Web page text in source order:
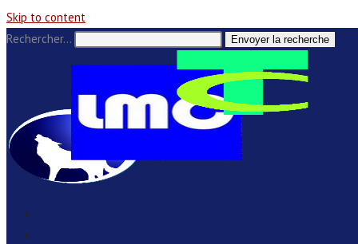
Skip to content
Rechercher…
Envoyer la recherche